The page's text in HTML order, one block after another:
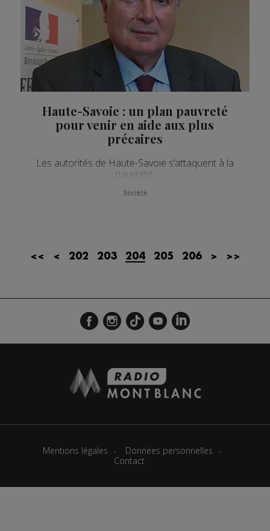
Haute-Savoie : un plan pauvreté
pour venir en aide aux plus
précaires
Les autorités de Haute-Savoie s’attaquent à la
pauvreté.
Société
<< < 202 203 204 205 206 > >>
Mentions légales
Données personnelles
Contact